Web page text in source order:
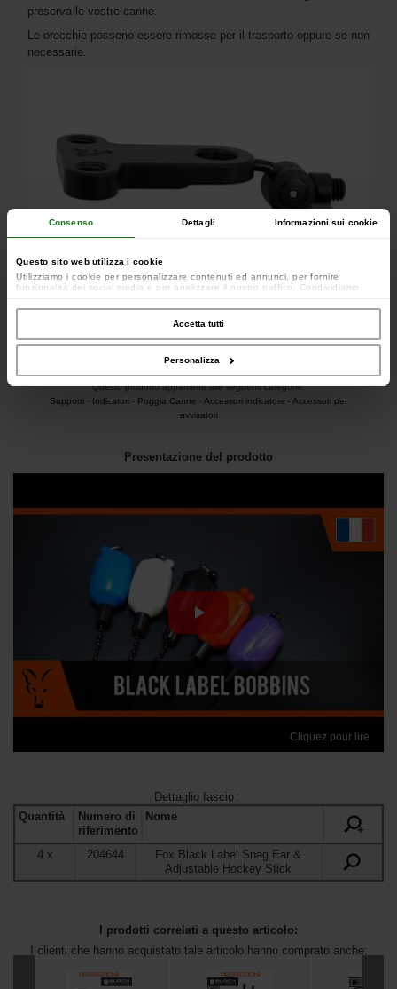
Consenso Dettagli Informazioni sui cookie
Questo sito web utilizza i cookie
Utilizziamo i cookie per personalizzare contenuti ed annunci, per fornire
funzionalità dei social media e per analizzare il nostro traffico. Condividiamo
occupano di analisi dei dati web, pubblicità e social media, i quali potrebbero
combinarle con altre informazioni che hai fornito loro o che hanno raccolto dal
Accetta tutti
Personalizza
preserva le vostre canne.
Le orecchie possono essere rimosse per il trasporto oppure se non
necessarie.
Questo prodotto appartiene alle seguenti categorie:
Supporti - Indicatori - Poggia Canne - Accessori indicatore - Accessori per
avvisatori
Presentazione del prodotto
Cliquez pour lire
Dettaglio fascio :
Quantità
Numero di
riferimento
Nome
+
4x 204644
Fox Black Label Snag Ear &
Adjustable Hockey Stick
I prodotti correlati a questo articolo:
I clienti che hanno acquistato tale articolo hanno comprato anche: